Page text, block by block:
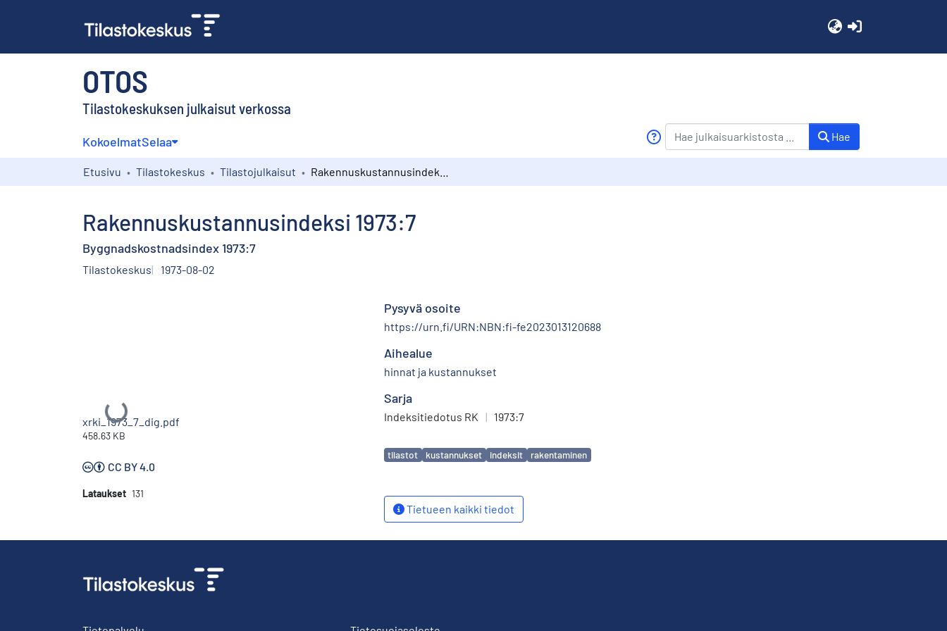
OTOS
Tilastokeskuksen julkaisut verkossa
KokoelmatSelaa Hae
Etusivu Tilastokeskus Tilastojulkaisut
Rakennuskustannusindeksi 1973:7
Byggnadskostnadsindex 1973:7
Tilastokeskus 1973-08-02
Ladataan...
xrki_1973_7_dig.pdf
458.63 KB
CC BY 4.0
Lataukset 131
Pysyvä osoite
https://urn.fi/URN:NBN:fi-fe2023013120688
Aihealue
hinnat ja kustannukset
Sarja
Indeksitiedotus RK | 1973:7
Avainsanat
tilastot kustannukset indeksit rakentaminen
Tietueen kaikki tiedot